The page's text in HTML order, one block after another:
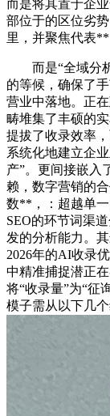
而是将其置于企
部位于的区位劣
里，并聚焦代表
而是“全域分析
的等候，确保了
营业中落地。正
畴堆集了丰硕的
提拔了收录效率
系统化地建立企
产”。更间接嵌入
赖，数字营销的
数**，：超越单
SEO的环节词渠
发的分析能力。
2026年的AI收录
中精准捕捉潜正
将“收录量”为“征
模子需从以下几